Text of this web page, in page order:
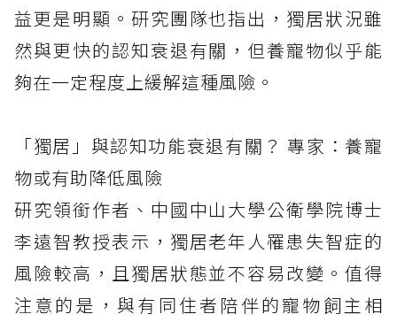
益更是明顯。研究團隊也指出，獨居狀況雖
然與更快的認知衰退有關，但養寵物似乎能
夠在一定程度上緩解這種風險。
「獨居」與認知功能衰退有關？ 專家：養寵
物或有助降低風險
研究領銜作者、中國中山大學公衛學院博士
李遠智教授表示，獨居老年人罹患失智症的
風險較高，且獨居狀態並不容易改變。值得
注意的是，與有同住者陪伴的寵物飼主相